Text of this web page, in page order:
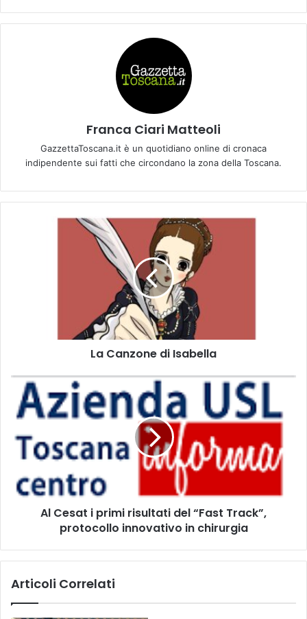
Franca Ciari Matteoli
GazzettaToscana.it è un quotidiano online di cronaca
indipendente sui fatti che circondano la zona della Toscana.
e
La Canzone di Isabella
C
s
i
Al Cesat i primi risultati del “Fast Track”,
protocollo innovativo in chirurgia
Articoli Correlati